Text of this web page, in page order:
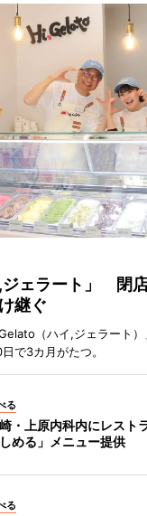
ジェラート」 閉
継ぐ
（ハイ,ジェラート
で3カ月がたつ。
る
・上原内科内にレス
める」メニュー提供
る